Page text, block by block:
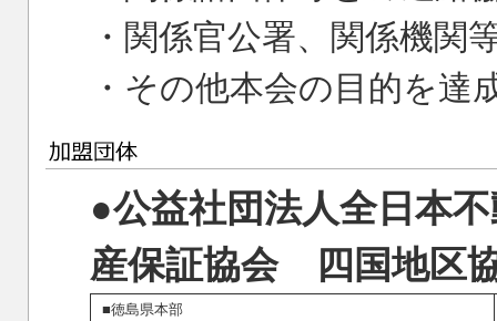
・関係官公署、関係機関
・その他本会の目的を達
●公益社団法人全日本
産保証協会 四国地区
■徳島県本部